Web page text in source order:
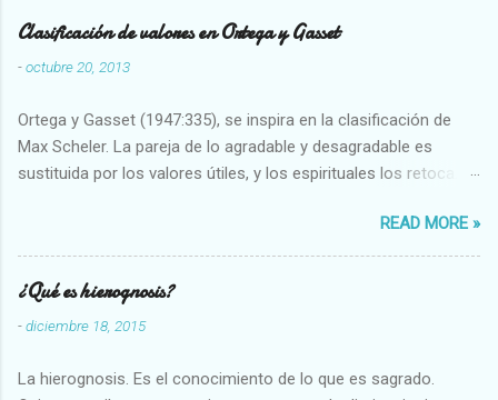
Clasificación de valores en Ortega y Gasset
-octubre 20, 2013
Ortega y Gasset (1947:335), se inspira en la clasificación de
Max Scheler. La pareja de lo agradable y desagradable es
sustituida por los valores útiles, y los espirituales los retoca.
Abundante-Escaso,etc 2 VITALES Sano-Enfermo Selecto-
Vulgar Enérgico-Inerte Fuerte-Débil,etc. 3 ESPIRITUALES a)
Intelectuales Conocimiento-Error Exacto-Aproximado
Evidente-Probable,etc b) Morales Bueno-malo Bondadoso-
malvado Justo-Injusto Escrupuloso-Relajado Leal-Desleal,etc.
Armonioso-Inarmonioso 4 RELIGIOSOS Santo-Pr...
READ MORE »
¿Qué es hierognosis?
-diciembre 18, 2015
La hierognosis. Es el conocimiento de lo que es sagrado.